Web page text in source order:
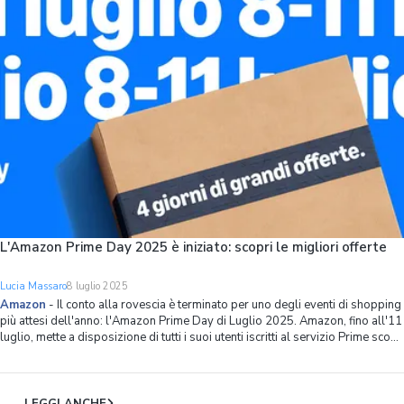
L'Amazon Prime Day 2025 è iniziato: scopri le migliori offerte
Lucia Massaro8 luglio 2025
Amazon - Il conto alla rovescia è terminato per uno degli eventi di shopping
più attesi dell'anno: l'Amazon Prime Day di Luglio 2025. Amazon, fino all'11
luglio, mette a disposizione di tutti i suoi utenti iscritti al servizio Prime sconti